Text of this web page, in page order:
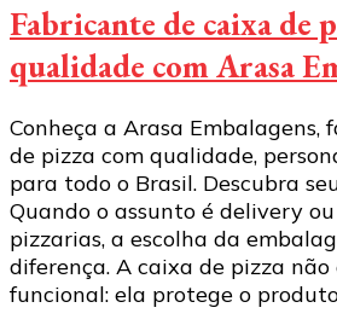
Fabricante de caixa de
qualidade com Arasa
Conheça a Arasa Embalagens,
de pizza com qualidade,
para todo o Brasil. Descubra
Quando o assunto é delivery
pizzarias, a escolha da
diferença. A caixa de pizza
funcional: ela protege o